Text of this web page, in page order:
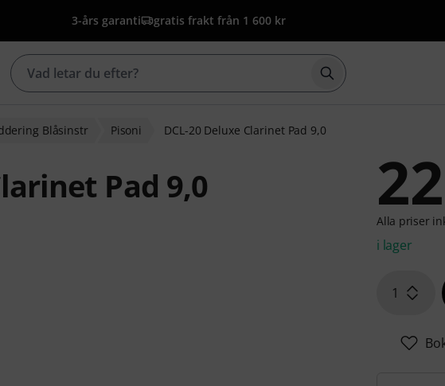
3-års garanti gratis frakt från 1 600 kr
Börja sökningen
Blåsinstr Pisoni DCL-20 Deluxe Clarinet Pad 9,0
Pad 9,0 22
Alla priser
i lager
1